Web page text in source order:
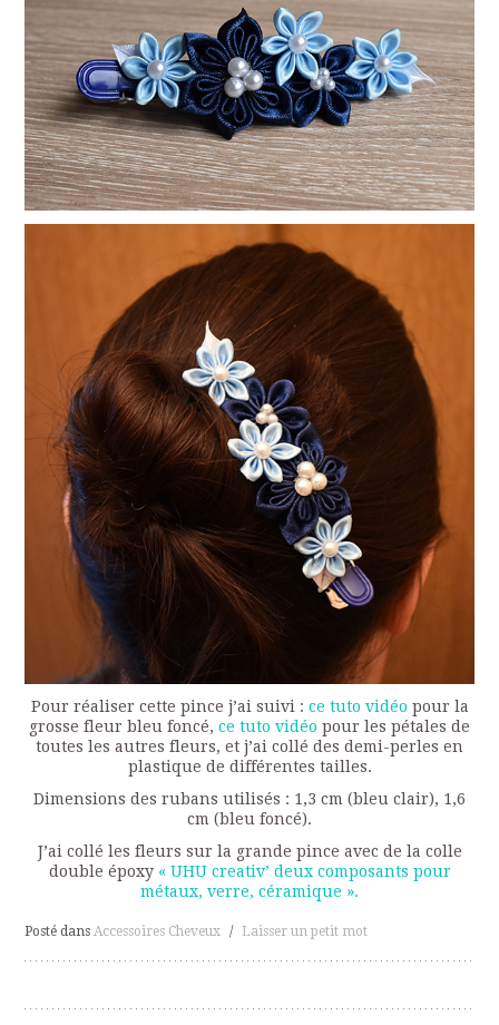
Pour réaliser cette pince j’ai suivi : ce tuto vidéo pour la
grosse fleur bleu foncé, ce tuto vidéo pour les pétales de
toutes les autres fleurs, et j’ai collé des demi-perles en
plastique de différentes tailles.
Dimensions des rubans utilisés : 1,3 cm (bleu clair), 1,6
cm (bleu foncé).
J’ai collé les fleurs sur la grande pince avec de la colle
double époxy « UHU creativ’ deux composants pour
métaux, verre, céramique ».
Posté dans Accessoires Cheveux / Laisser un petit mot